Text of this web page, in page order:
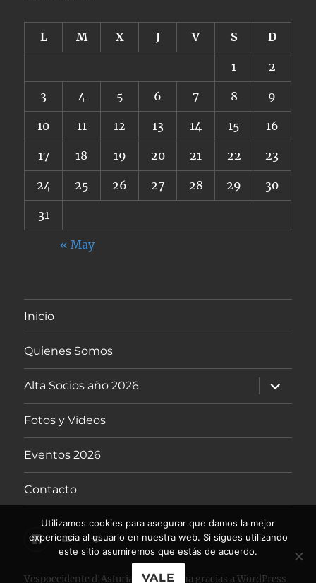
L M X J V S D
1 2
3 4 5 6 7 8 9
10 11 12 13 14 15 16
17 18 19 20 21 22 23
24 25 26 27 28 29 30
31
« May
Inicio
Quienes Somos
Alta Socios año 2026
expande
el
menú
Fotos y Videos
Eventos 2026
Contacto
FacebookContactemos
Vespapuertos
8
DE
Vespoccidente d'Asturias Funciona gracias a WordPress
Utilizamos cookies para asegurar que damos la mejor
experiencia al usuario en nuestra web. Si sigues utilizando
este sitio asumiremos que estás de acuerdo.
VALE